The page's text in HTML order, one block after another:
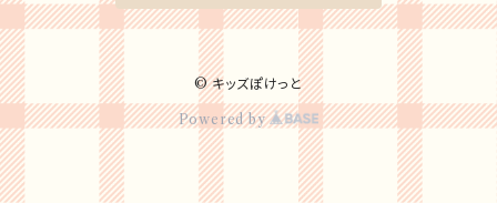
ベビーシート
ベビーカー
海外ブランドベビーカー
© キッズぽけっと
Powered by